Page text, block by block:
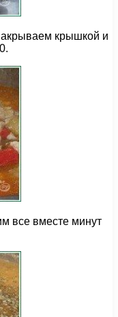
крышкой и
все вместе минут